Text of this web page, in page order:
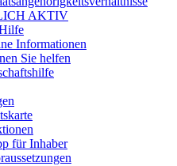
AKTIV
Informationen
Sie helfen
für Inhaber